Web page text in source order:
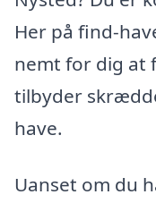
Her på find-
nemt for dig at
tilbyder
have.
Uanset om du